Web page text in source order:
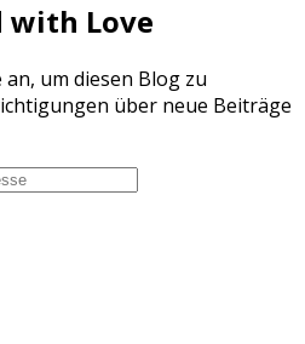
with Love
um diesen Blog zu
über neue Beiträge